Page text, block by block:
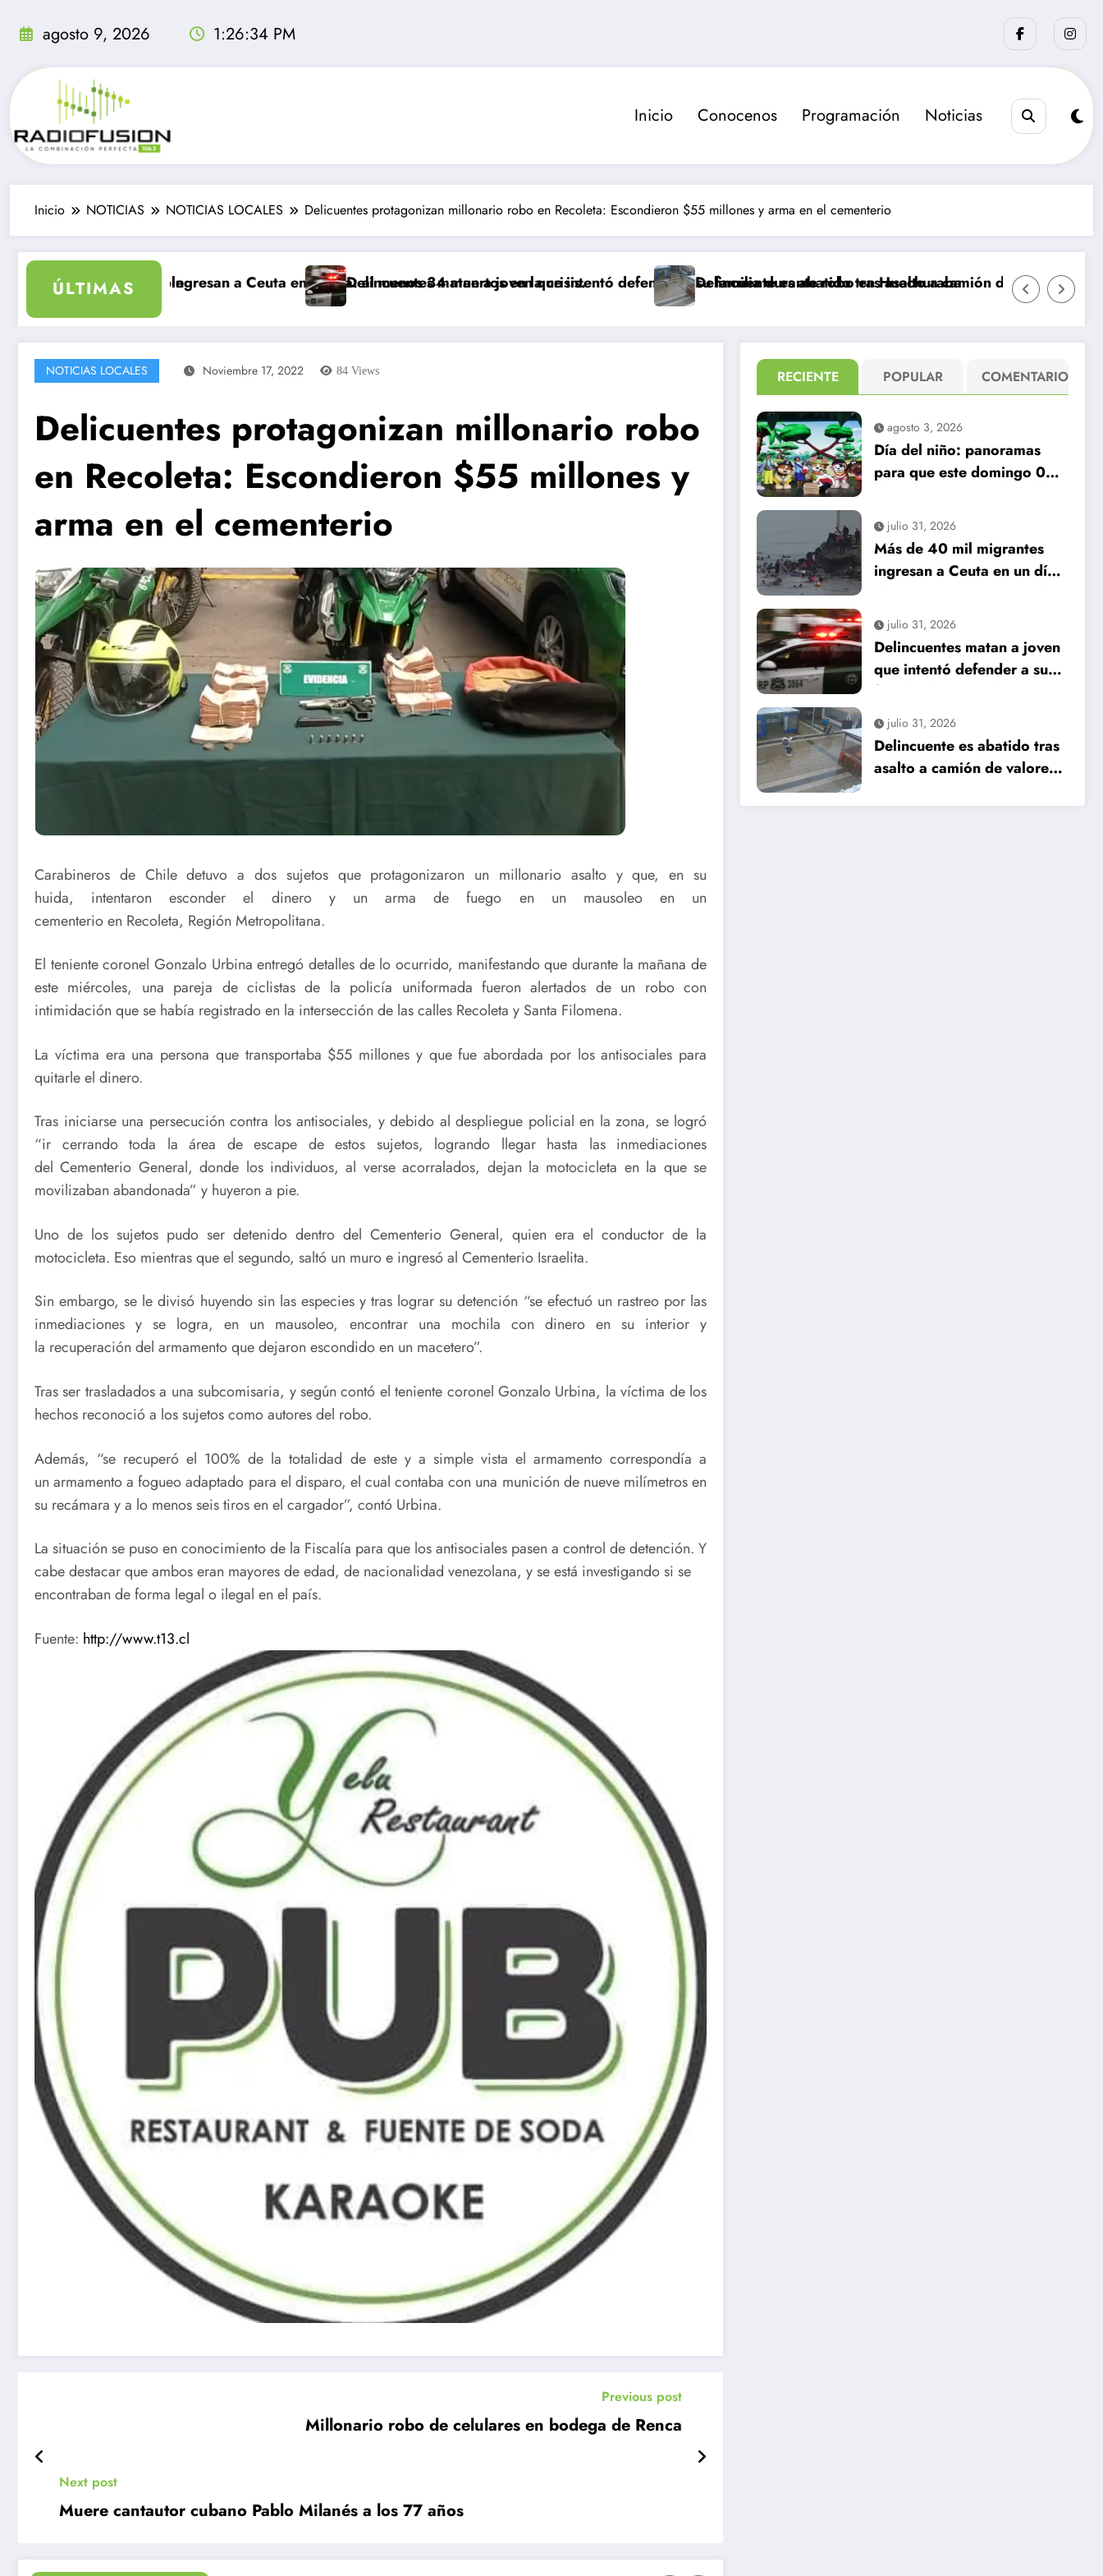
agosto 9, 2026 1:26:35 PM
Inicio Conocenos Programación Noticias
Inicio NOTICIAS NOTICIAS LOCALES Delicuentes protagonizan millonario robo en Recoleta: Escondieron $55 millones y arma en el cementerio
ÚLTIMAS
ingresan a Ceuta en un día: al menos 34 muertos en la crisis.
Delincuentes matan a joven que intentó defender a su familia durante robo en Huechuraba
Delincuente es abatido tras asalto a camión de valores en Santiago
La sanción que busca el
NOTICIAS LOCALES Noviembre 17, 2022 84 Views
Delicuentes protagonizan millonario robo
en Recoleta: Escondieron $55 millones y
arma en el cementerio
Carabineros de Chile detuvo a dos sujetos que protagonizaron un millonario asalto y que, en su
huida, intentaron esconder el dinero y un arma de fuego en un mausoleo en un
cementerio en Recoleta, Región Metropolitana.
El teniente coronel Gonzalo Urbina entregó detalles de lo ocurrido, manifestando que durante la mañana de
este miércoles, una pareja de ciclistas de la policía uniformada fueron alertados de un robo con
intimidación que se había registrado en la intersección de las calles Recoleta y Santa Filomena.
La víctima era una persona que transportaba $55 millones y que fue abordada por los antisociales para
quitarle el dinero.
Tras iniciarse una persecución contra los antisociales, y debido al despliegue policial en la zona, se logró
“ir cerrando toda la área de escape de estos sujetos, logrando llegar hasta las inmediaciones
del Cementerio General, donde los individuos, al verse acorralados, dejan la motocicleta en la que se
movilizaban abandonada” y huyeron a pie.
Uno de los sujetos pudo ser detenido dentro del Cementerio General, quien era el conductor de la
motocicleta. Eso mientras que el segundo, saltó un muro e ingresó al Cementerio Israelita.
Sin embargo, se le divisó huyendo sin las especies y tras lograr su detención “se efectuó un rastreo por las
inmediaciones y se logra, en un mausoleo, encontrar una mochila con dinero en su interior y
la recuperación del armamento que dejaron escondido en un macetero”.
Tras ser trasladados a una subcomisaria, y según contó el teniente coronel Gonzalo Urbina, la víctima de los
hechos reconoció a los sujetos como autores del robo.
Además, “se recuperó el 100% de la totalidad de este y a simple vista el armamento correspondía a
un armamento a fogueo adaptado para el disparo, el cual contaba con una munición de nueve milímetros en
su recámara y a lo menos seis tiros en el cargador”, contó Urbina.
La situación se puso en conocimiento de la Fiscalía para que los antisociales pasen a control de detención. Y
cabe destacar que ambos eran mayores de edad, de nacionalidad venezolana, y se está investigando si se
encontraban de forma legal o ilegal en el país.
Fuente: http://www.t13.cl
Previous post
Millonario robo de celulares en bodega de Renca
Next post
Muere cantautor cubano Pablo Milanés a los 77 años
RECIENTE POPULAR COMENTARIO
agosto 3, 2026
Día del niño: panoramas
para que este domingo 09
julio 31, 2026
Más de 40 mil migrantes
ingresan a Ceuta en un día:
crisis.
julio 31, 2026
Delincuentes matan a joven
que intentó defender a su
familia durante robo en
Huechuraba
julio 31, 2026
Delincuente es abatido tras
asalto a camión de valores